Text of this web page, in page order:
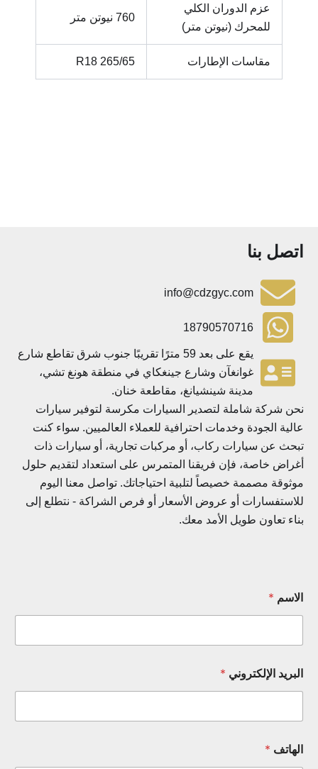
عزم الدوران الكلي
للمحرك (نيوتن متر)
مقاسات الإطارات 265/65 R18
بنا
info@cdzgyc.com
18790570716
يقع على بعد 59 مترًا تقريبًا جنوب شرق تقاطع شارع
غوانغآن وشارع جينغكاي في منطقة هونغ تشي،
مدينة شينشيانغ، مقاطعة خنان.
شركة شاملة لتصدير السيارات مكرسة لتوفير سيارات
الجودة وخدمات احترافية للعملاء العالميين. سواء كنت
عن سيارات ركاب، أو مركبات تجارية، أو سيارات ذات
خاصة، فإن فريقنا المتمرس على استعداد لتقديم حلول
مصممة خصيصاً لتلبية احتياجاتك. تواصل معنا اليوم
أو عروض الأسعار أو فرص الشراكة - نتطلع إلى
تعاون طويل الأمد معك.
*
الإلكتروني*
*